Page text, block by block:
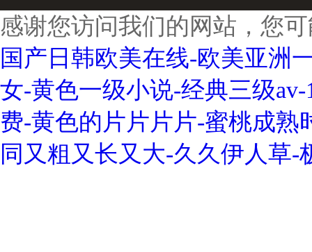
感谢您访问我们的网站，您
国产日韩欧美在线-欧美亚洲
女-黄色一级小说-经典三级
费-黄色的片片片片-蜜桃成熟
同又粗又长又大-久久伊人草-